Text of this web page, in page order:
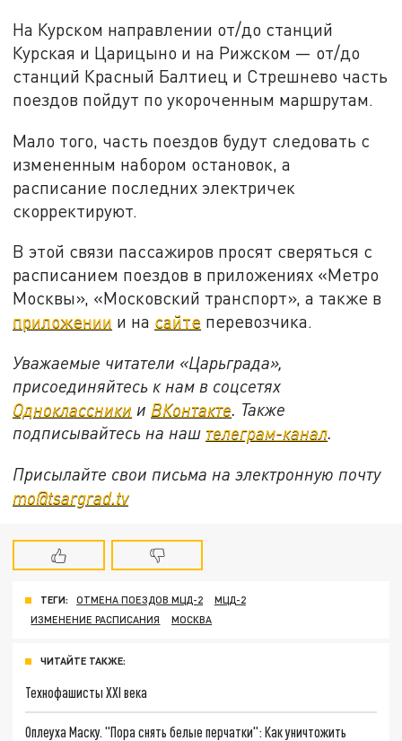
На Курском направлении от/до станций
Курская и Царицыно и на Рижском — от/до
станций Красный Балтиец и Стрешнево часть
поездов пойдут по укороченным маршрутам.
Мало того, часть поездов будут следовать с
измененным набором остановок, а
расписание последних электричек
скорректируют.
В этой связи пассажиров просят сверяться с
расписанием поездов в приложениях «Метро
Москвы», «Московский транспорт», а также в
приложении и на сайте перевозчика.
Уважаемые читатели «Царьграда»,
присоединяйтесь к нам в соцсетях
Одноклассники и ВКонтакте. Также
подписывайтесь на наш телеграм-канал.
Присылайте свои письма на электронную почту
mo@tsargrad.tv
ТЕГИ: ОТМЕНА ПОЕЗДОВ МЦД-2
МЦД-2
ИЗМЕНЕНИЕ РАСПИСАНИЯ
МОСКВА
ЧИТАЙТЕ ТАКЖЕ:
Технофашисты XXI века
Оплеуха Маску. "Пора снять белые перчатки": Как уничтожить